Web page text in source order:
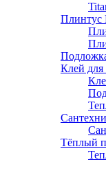
Плинтус
Клей
Тёплый